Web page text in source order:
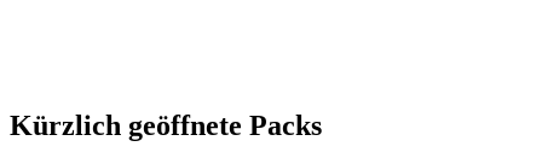
Kürzlich geöffnete Packs